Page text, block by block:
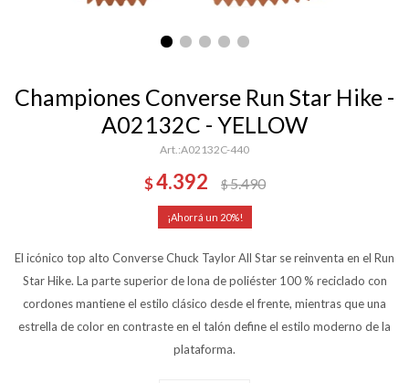
Championes Converse Run Star Hike -
A02132C - YELLOW
A02132C-440
$4.392 $5.490
20
El icónico top alto Converse Chuck Taylor All Star se reinventa en el Run
Star Hike. La parte superior de lona de poliéster 100 % reciclado con
cordones mantiene el estilo clásico desde el frente, mientras que una
estrella de color en contraste en el talón define el estilo moderno de la
plataforma.